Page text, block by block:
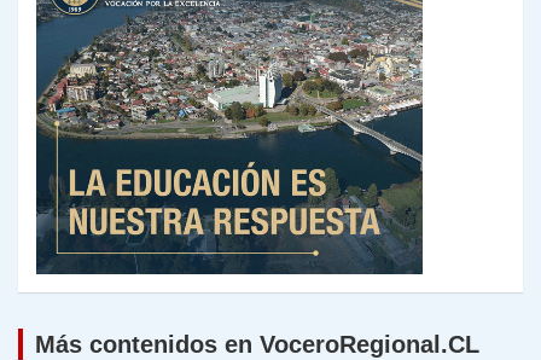
Más contenidos en VoceroRegional.CL